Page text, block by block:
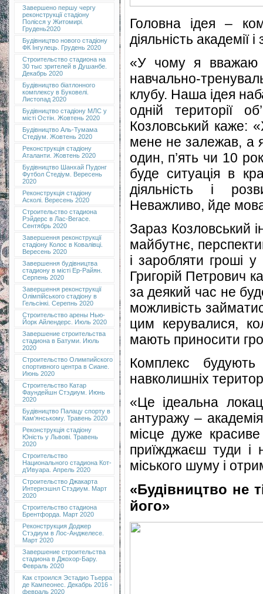
Завершено першу чергу
реконструкції стадіону
Полісся у Житомирі.
Грудень2020
Будівництво нового стадіону
ФК Інгулець. Грудень 2020
Строительство стадиона на
30 тыс зрителей в Душанбе.
Декабрь 2020
Будівництво біатлонного
комплексу в Буковелі.
Листопад 2020
Будівництво стадіону МЛС у
місті Остін. Жовтень 2020
Будівництво Аль-Тумама
Стедіум. Жовтень 2020
Реконструкція стадіону
Аталанти. Жовтень 2020
Будівництво Шанхай Пудонг
Футбол Стедіум. Вересень
2020
Реконструкція стадіону
Асколі. Вересень 2020
Строительство стадиона
Рэйдерс в Лас-Вегасе.
Сентябрь 2020
Завершення реконструкції
стадіону Колос в Ковалівці.
Вересень 2020
Завершення будівництва
стадиону в місті Ер-Райян.
Серпень 2020
Завершення реконструкції
Олімпійського стадіону в
Гельсінкі. Серепнь 2020
Строительство арены Нью-
Йорк Айлендерс. Июль 2020
Завершение строительства
стадиона в Батуми. Июль
2020
Строительство Олимпийского
спортивного центра в Сиане.
Июнь 2020
Строительство Катар
Фаундейшн Стэдиум. Июнь
2020
Будівництво Палацу спорту в
Кам'янському. Травень 2020
Реконструкція стадіону
Юність у Львові. Травень
2020
Строительство
Национального стадиона Кот-
д’Ивуара. Апрель 2020
Строительство Джакарта
Интернэшнл Стэдиум. Март
2020
Строительство стадиона
Брентфорда. Март 2020
Реконструкция Доджер
Стэдиум в Лос-Анджелесе.
Март 2020
Завершение строительства
стадиона в Джохор-Бару.
Февраль 2020
Как строился Эстадио Тьерра
де Кампеонес. Декабрь 2016 -
февраль 2020
Головна ідея –
діяльність
«У чому я вважаю
навчально-
клубу. Наша ідея
одній території
Козловський каже:
мене не залежав, а
один, п’ять чи 10
буде ситуація в
діяльність і
Неважливо, йде
Зараз Козловський
майбутнє,
і заробляти гроші
Григорій Петрович
за деякий час не
можливість
цим керувалися,
мають приносити
Комплекс
навколишніх
«Це ідеальна
антуражу –
місце дуже
приїжджаєш туди і
міського шуму і
«Будівництво не
його»